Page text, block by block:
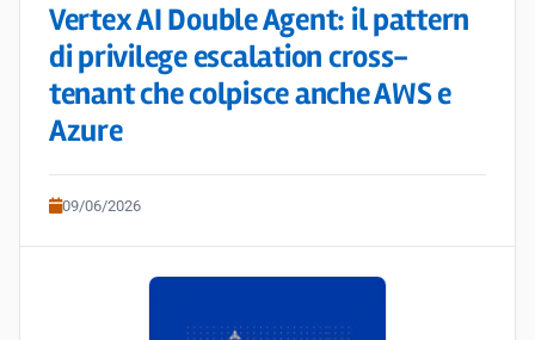
Vertex AI Double Agent: il pattern
di privilege escalation cross-
tenant che colpisce anche AWS e
Azure
09/06/2026